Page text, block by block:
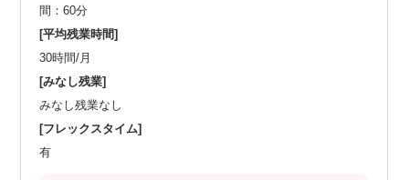
間：60分
[平均残業時間]
30時間/月
[みなし残業]
みなし残業なし
[フレックスタイム]
有